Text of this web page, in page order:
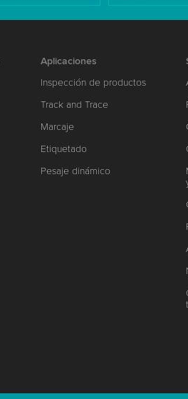
Aplicaciones
Inspección de productos
Track and Trace
Marcaje
Etiquetado
Pesaje dinámico